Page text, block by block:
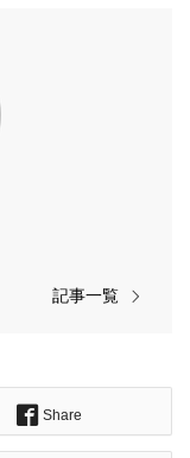
記事一覧
Share